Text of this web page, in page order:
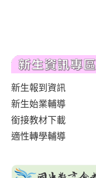
新生報到資訊
新生始業輔導
銜接教材下載
適性轉學輔導